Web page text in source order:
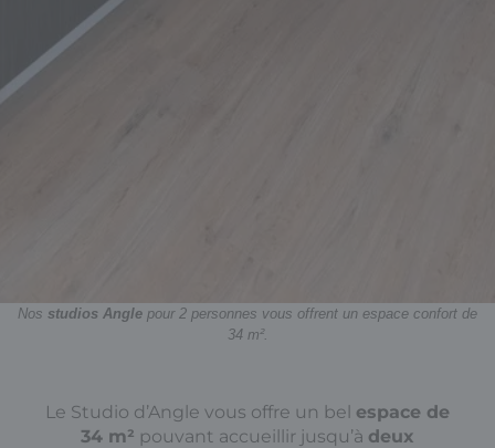
Nos studios Angle pour 2 personnes vous offrent un espace confort de
34 m².
Le Studio d’Angle vous offre un bel espace de
34 m² pouvant accueillir jusqu’à deux